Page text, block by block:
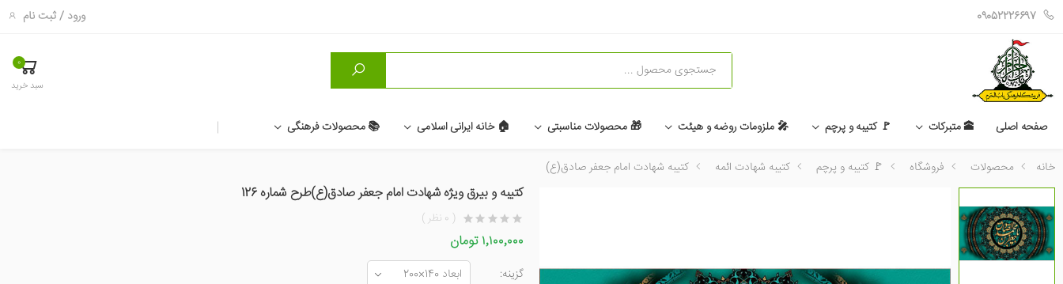
09052226697 ورود /ثبت نام
جستجو 0
سبد خرید
صفحه اصلی 🕋 متبرکات 🚩 کتیبه و پرچم 🎤 ملزومات روضه و هیئت 🎁 محصولات مناسبتی 🏠 خانه ایرانی اسلامی 📚 محصولات فرهنگی
خانه محصولات فروشگاه 🚩 کتیبه و پرچم کتیبه شهادت ائمه کتیبه شهادت امام جعفر صادق(ع)
کتیبه و بیرق ویژه شهادت امام جعفر صادق(ع)طرح شماره 126
( 0 نظر )
۱٬۱۰۰٬۰۰۰ تومان
گزینه: